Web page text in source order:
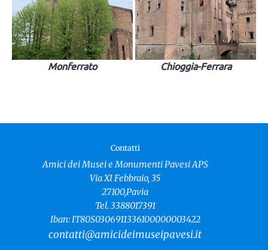
Monferrato Chioggia-Ferrara
Contatti
Amici dei Musei e Monumenti Pavesi APS
Via XI Febbraio, 35
27100,Pavia
Tel. 3388017391
Iban: IT80S0306911336100000003422
contatti@amicideimuseipavesi.it